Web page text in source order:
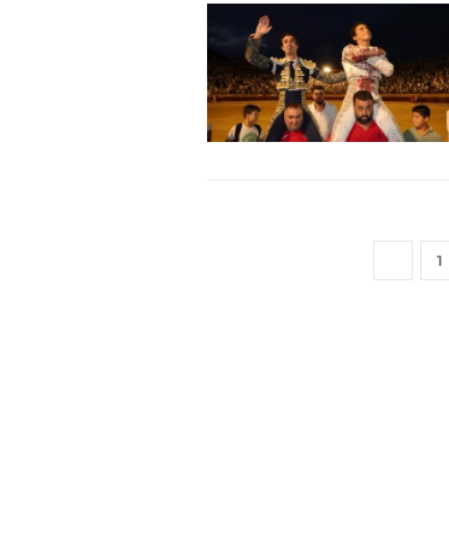
1